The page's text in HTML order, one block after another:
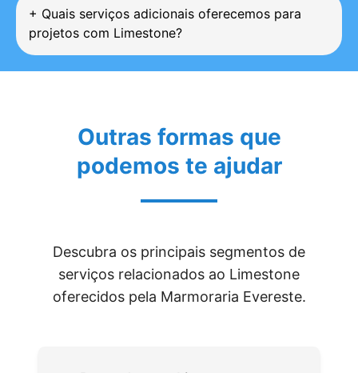
+ Quais serviços adicionais oferecemos para
projetos com Limestone?
Outras formas que
podemos te ajudar
Descubra os principais segmentos de
serviços relacionados ao Limestone
oferecidos pela Marmoraria Evereste.